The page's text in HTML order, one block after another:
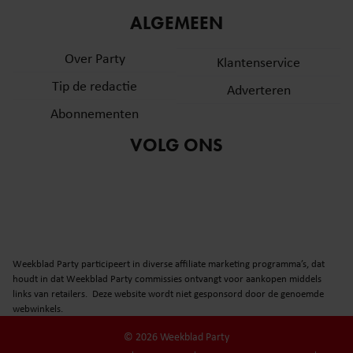
ALGEMEEN
Over Party
Tip de redactie
Abonnementen
Klantenservice
Adverteren
VOLG ONS
Weekblad Party participeert in diverse affiliate marketing programma’s, dat
houdt in dat Weekblad Party commissies ontvangt voor aankopen middels
links van retailers. Deze website wordt niet gesponsord door de genoemde
webwinkels.
© 2026 Weekblad Party